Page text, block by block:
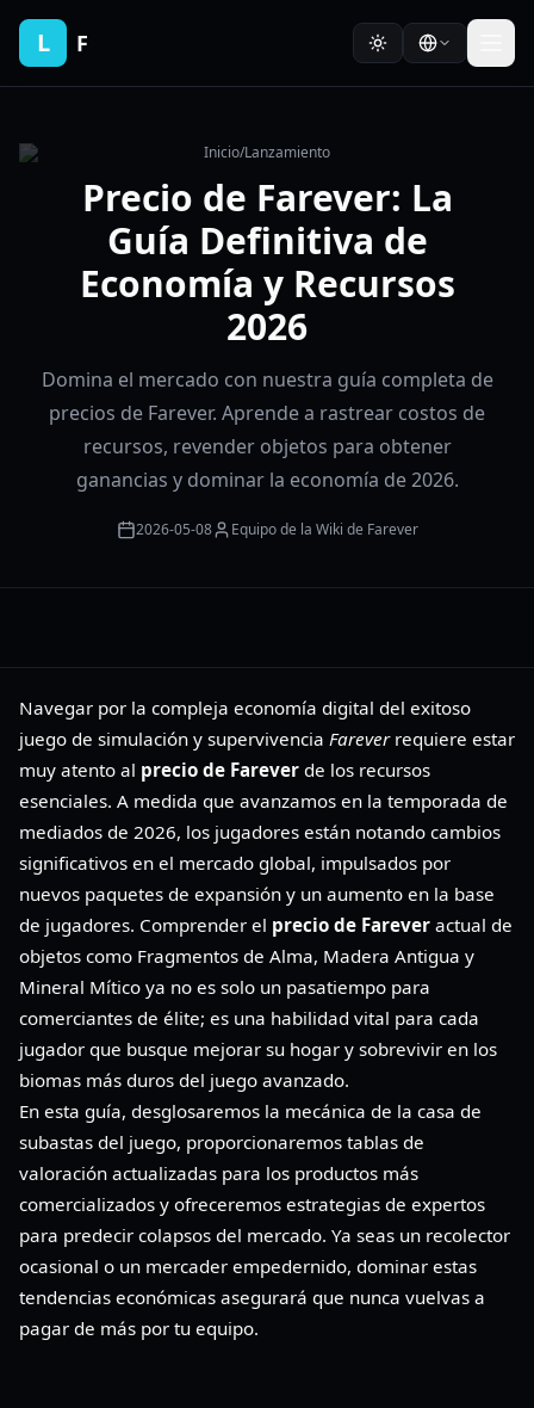
L F
Inicio/Lanzamiento
Precio de Farever: La
Guía Definitiva de
Economía y Recursos
2026
Domina el mercado con nuestra guía completa de
precios de Farever. Aprende a rastrear costos de
recursos, revender objetos para obtener
ganancias y dominar la economía de 2026.
2026-05-08 Equipo de la Wiki de Farever
Navegar por la compleja economía digital del exitoso
juego de simulación y supervivencia Fareverrequiere estar
muy atento al precio de Farever de los recursos
esenciales. A medida que avanzamos en la temporada de
mediados de 2026, los jugadores están notando cambios
significativos en el mercado global, impulsados por
nuevos paquetes de expansión y un aumento en la base
de jugadores. Comprender el precio de Farever actual de
objetos como Fragmentos de Alma, Madera Antigua y
Mineral Mítico ya no es solo un pasatiempo para
comerciantes de élite; es una habilidad vital para cada
jugador que busque mejorar su hogar y sobrevivir en los
biomas más duros del juego avanzado.
En esta guía, desglosaremos la mecánica de la casa de
subastas del juego, proporcionaremos tablas de
valoración actualizadas para los productos más
comercializados y ofreceremos estrategias de expertos
para predecir colapsos del mercado. Ya seas un recolector
ocasional o un mercader empedernido, dominar estas
tendencias económicas asegurará que nunca vuelvas a
pagar de más por tu equipo.